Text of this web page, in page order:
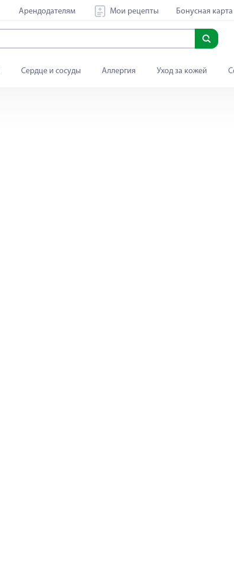
Арендодателям Мои рецепты Бонусная карта
Сердце и сосуды Аллергия Уход за кожей